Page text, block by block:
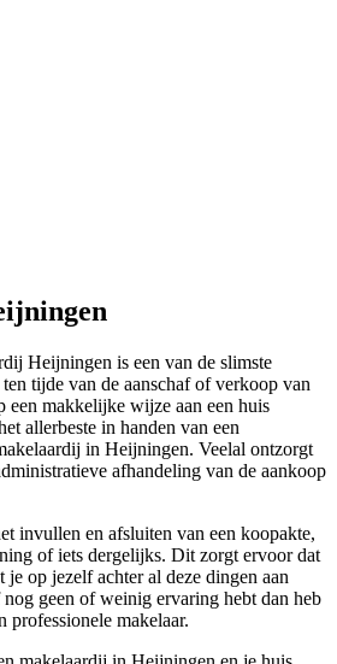
Heijningen is een van de slimste
tijde van de aanschaf of verkoop van
een makkelijke wijze aan een huis
allerbeste in handen van een
in Heijningen. Veelal ontzorgt
afhandeling van de aankoop
invullen en afsluiten van een koopakte,
of iets dergelijks. Dit zorgt ervoor dat
op jezelf achter al deze dingen aan
geen of weinig ervaring hebt dan heb
professionele makelaar.